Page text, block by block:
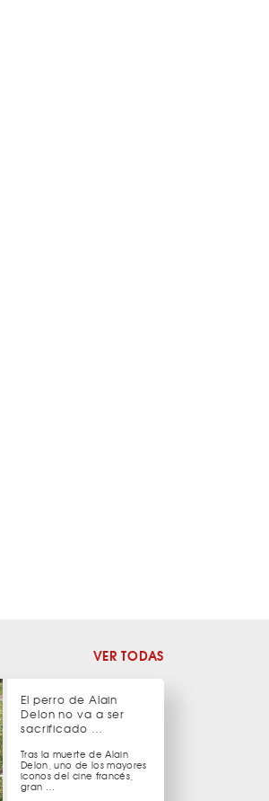
VER TODAS
El perro de Alain
Delon no va a ser
sacrificado …
Tras la muerte de Alain
Delon, uno de los mayores
iconos del cine francés,
gran …